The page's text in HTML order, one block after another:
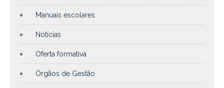
Manuais escolares
Notícias
Oferta formativa
Órgãos de Gestão